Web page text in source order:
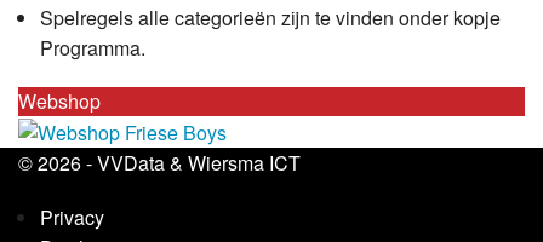
Spelregels alle categorieën zijn te vinden onder kopje
Programma.
Webshop
© 2026 -VVData& Wiersma ICT
Privacy